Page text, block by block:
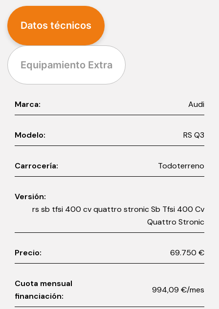
Datos técnicos
Equipamiento Extra
Marca: Audi
Modelo: RS Q3
Carrocería: Todoterreno
Versión:
rs sb tfsi 400 cv quattro stronic Sb Tfsi 400 Cv
Quattro Stronic
Precio: 69.750 €
Cuota mensual
financiación:
994,09 €/mes